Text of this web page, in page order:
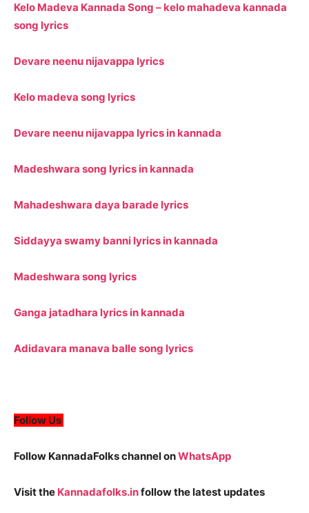
Kelo Madeva Kannada Song – kelo mahadeva kannada
song lyrics
Devare neenu nijavappa lyrics
Kelo madeva song lyrics
Devare neenu nijavappa lyrics in kannada
Madeshwara song lyrics in kannada
Mahadeshwara daya barade lyrics
Siddayya swamy banni lyrics in kannada
Madeshwara song lyrics
Ganga jatadhara lyrics in kannada
Adidavara manava balle song lyrics
Follow Us
Follow KannadaFolks channel onWhatsApp
Visit the Kannadafolks.infollow the latest updates